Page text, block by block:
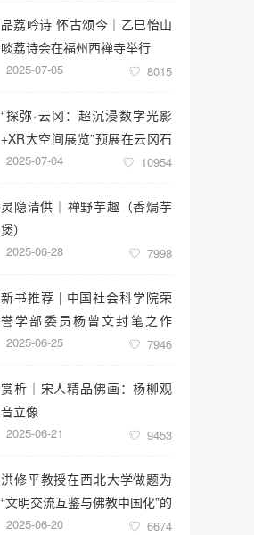
品荔吟诗 怀古颂今｜乙巳怡山
啖荔诗会在福州西禅寺举行
2025-07-05 8015
“探弥·云冈：超沉浸数字光影
+XR大空间展览”预展在云冈石
窟云冈美术馆启幕
2025-07-04 10954
灵隐清供｜​禅野芋趣（香焗芋
煲）
2025-06-28 7998
新书推荐 | 中国社会科学院荣
誉学部委员杨曾文封笔之作
《六祖坛经五本汇编》
2025-06-25 7946
赏析｜宋人精品佛画：杨柳观
音立像
2025-06-21 9453
洪修平教授在西北大学做题为
“文明交流互鉴与佛教中国化”的
学术讲座
2025-06-20 6674